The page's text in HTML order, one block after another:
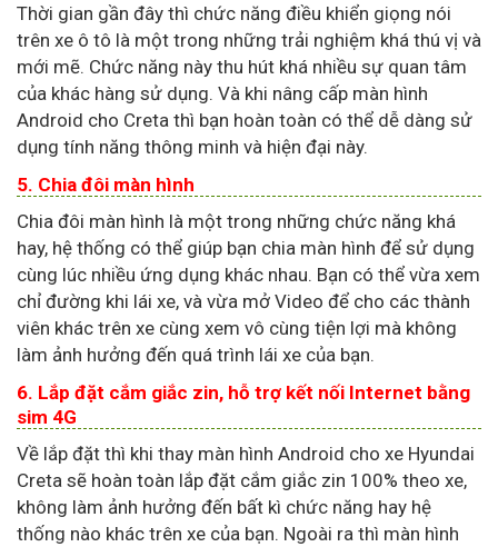
Thời gian gần đây thì chức năng điều khiển giọng nói
trên xe ô tô là một trong những trải nghiệm khá thú vị và
mới mẽ. Chức năng này thu hút khá nhiều sự quan tâm
của khác hàng sử dụng. Và khi nâng cấp màn hình
Android cho Creta thì bạn hoàn toàn có thể dễ dàng sử
dụng tính năng thông minh và hiện đại này.
5. Chia đôi màn hình
Chia đôi màn hình là một trong những chức năng khá
hay, hệ thống có thể giúp bạn chia màn hình để sử dụng
cùng lúc nhiều ứng dụng khác nhau. Bạn có thể vừa xem
chỉ đường khi lái xe, và vừa mở Video để cho các thành
viên khác trên xe cùng xem vô cùng tiện lợi mà không
làm ảnh hưởng đến quá trình lái xe của bạn.
6. Lắp đặt cắm giắc zin, hỗ trợ kết nối Internet bằng
sim 4G
Về lắp đặt thì khi thay màn hình Android cho xe Hyundai
Creta sẽ hoàn toàn lắp đặt cắm giắc zin 100% theo xe,
không làm ảnh hưởng đến bất kì chức năng hay hệ
thống nào khác trên xe của bạn. Ngoài ra thì màn hình